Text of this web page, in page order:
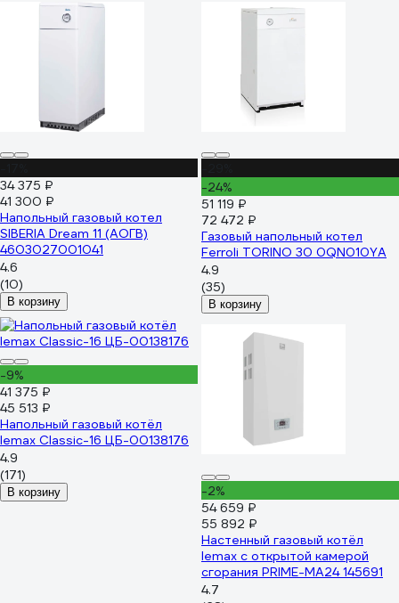
34 375 ₽
41 300 ₽
Напольный газовый котел
SIBERIA Dream 11 (АОГВ)
4603027001041
4.6
(10)
В корзину
-24%
51 119 ₽
72 472 ₽
Газовый напольный котел
Ferroli TORINO 30 0QN010YA
4.9
(35)
В корзину
-9%
41 375 ₽
45 513 ₽
Напольный газовый котёл
lemax Classic-16 ЦБ-00138176
4.9
(171)
В корзину
-2%
54 659 ₽
55 892 ₽
Настенный газовый котёл
lemax с открытой камерой
сгорания PRIME-MA24 145691
4.7